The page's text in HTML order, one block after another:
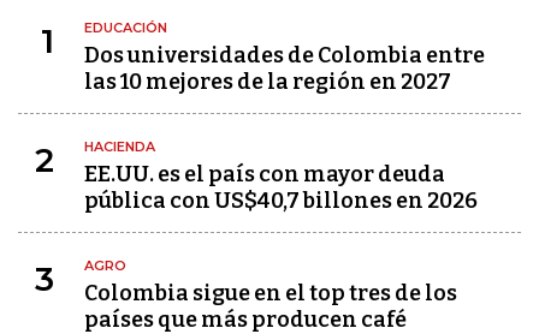
1 EDUCACIÓN
Dos universidades de Colombia entre
las 10 mejores de la región en 2027
2 HACIENDA
EE.UU. es el país con mayor deuda
pública con US$40,7 billones en 2026
3 AGRO
Colombia sigue en el top tres de los
países que más producen café